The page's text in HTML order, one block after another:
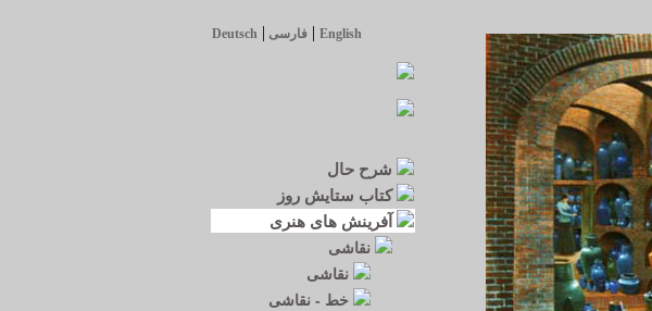
English
| فارسی |
Deutsch
شرح حال
کتاب ستایش روز
آفرینش های هنری
نقاشی
نقاشی
خط - نقاشی